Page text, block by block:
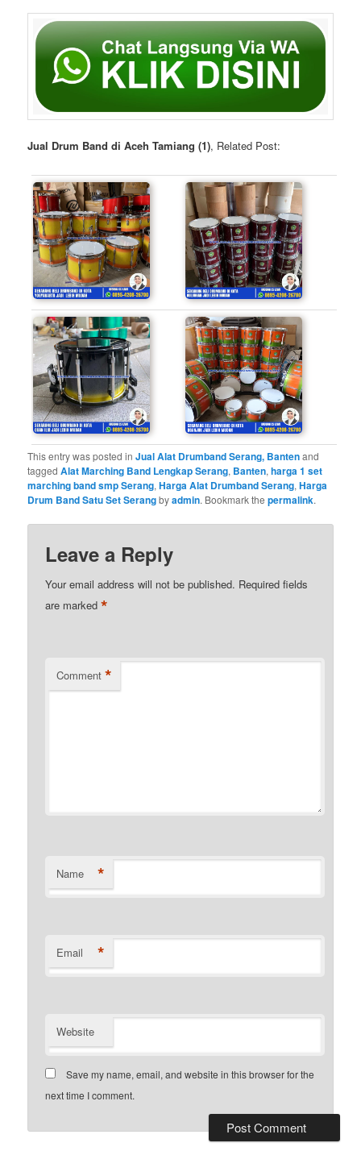
Jual Drum Band di Aceh Tamiang (1), Related Post:
This entry was posted inJual Alat Drumband Serang, Bantenand
taggedAlat Marching Band Lengkap Serang, Banten,harga 1 set
marching band smp Serang,Harga Alat Drumband Serang,Harga
Drum Band Satu Set Serangbyadmin. Bookmark thepermalink.
Leave a Reply
Your email address will not be published. Required fields
are marked*
Comment *
Name *
Email *
Website
Save my name, email, and website in this browser for the
next time I comment.